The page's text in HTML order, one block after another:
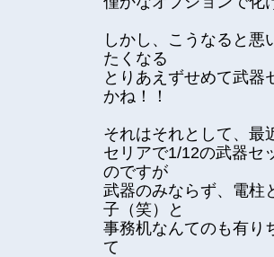
しかし、こうなると悪
たくなる
とりあえずせめて武器
かね！！
それはそれとして、
セリアで1/12の武器セ
のですが
武器のみならず、電柱
子（笑）と
事務机なんてのも有り
て